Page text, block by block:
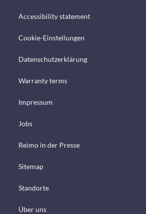
Accessibility statement
Cookie-Einstellungen
Datenschutzerklärung
Warranty terms
Impressum
Jobs
Reimo in der Presse
Sitemap
Standorte
Über uns